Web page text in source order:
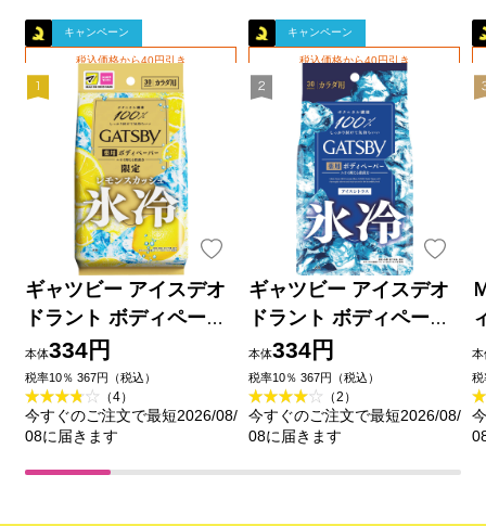
キャンペーン
税込価格から40円引き
ギャツビー アイスデオ
ドラント ボディペーパ
ー レモンスカッシュ
【徳用タイプ】 ３０枚
マンダム (医薬部外品)
本体334円
税率10％ 367円（税込）
（4）
今すぐのご注文で最短2026/08/
08に届きます
キャンペーン
税込価格から40円引き
ギャツビー アイスデオ
ドラント ボディペーパ
ー アイスシトラス 徳用
３０枚 マンダム (医薬部
外品)
本体334円
税率10％ 367円（税込）
（2）
今すぐのご注文で最短2026/08/
08に届きます
本
税